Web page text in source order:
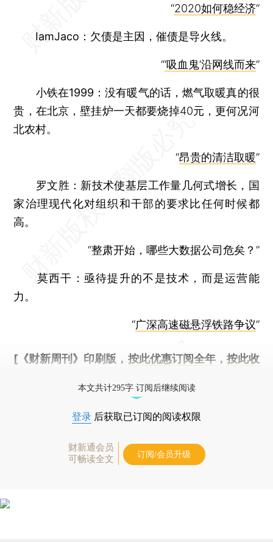
“2020如何稳经济”
IamJaco： 欠债是主因，催债是导火线。
“‘吸血鬼’沿网线而来”
小铁在1999：没有暖气的话，燃气取暖真的很
贵，在北京，壁挂炉一天都要烧掉40元，更何况河
北农村。
“昂贵的清洁取暖”
罗文胜： 新技术使基层工作量几何式增长，国
家治理现代化对组织和干部的要求比任何时候都
高。
“整肃开始，哪些大数据公司危矣？”
莫西干： 亟待提升的不是技术，而是运营能
力。
“广深高速磁悬浮铁路争议”
[《财新周刊》印刷版， 按此优惠订阅全年， 按此收
本文共计295字 订阅后继续阅读
登录 后获取已订阅的阅读权限
财新通会员
可畅读全文
订阅/会员升级